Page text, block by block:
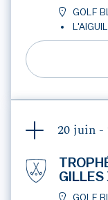
GOLF
20 juin -
GILLES